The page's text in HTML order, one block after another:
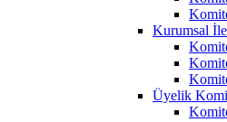
Kurumsal
Üyelik